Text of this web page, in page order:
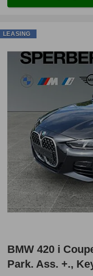
BMW 420 i
LEASING